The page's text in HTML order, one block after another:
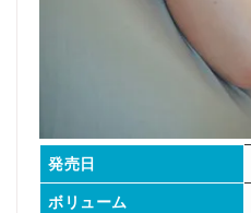
発売日
ボリューム